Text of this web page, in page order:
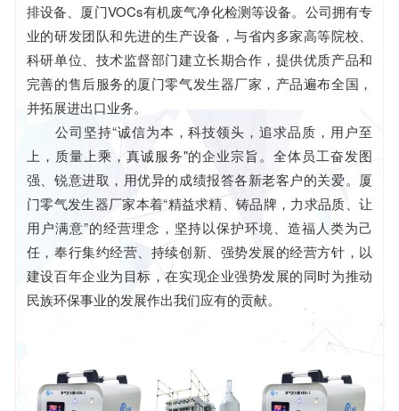
排设备、厦门VOCs有机废气净化检测等设备。公司拥有专
业的研发团队和先进的生产设备，与省内多家高等院校、
科研单位、技术监督部门建立长期合作，提供优质产品和
完善的售后服务的厦门零气发生器厂家，产品遍布全国，
并拓展进出口业务。
公司坚持“诚信为本，科技领头，追求品质，用户至
上，质量上乘，真诚服务"的企业宗旨。全体员工奋发图
强、锐意进取，用优异的成绩报答各新老客户的关爱。厦
门零气发生器厂家本着“精益求精、铸品牌，力求品质、让
用户满意”的经营理念，坚持以保护环境、造福人类为己
任，奉行集约经营、持续创新、强势发展的经营方针，以
建设百年企业为目标，在实现企业强势发展的同时为推动
民族环保事业的发展作出我们应有的贡献。